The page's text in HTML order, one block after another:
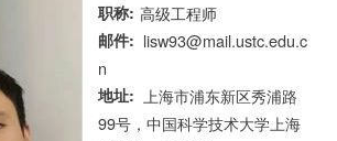
职称 高级工程师
邮件
lisw93@mail.ustc.edu.c
n
地址
上海市浦东新区秀浦路
99号，中国科学技术大学上海